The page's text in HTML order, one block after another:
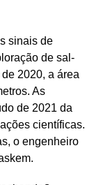
sinais de
de sal-
2020, a área
As
de 2021 da
científicas.
o engenheiro